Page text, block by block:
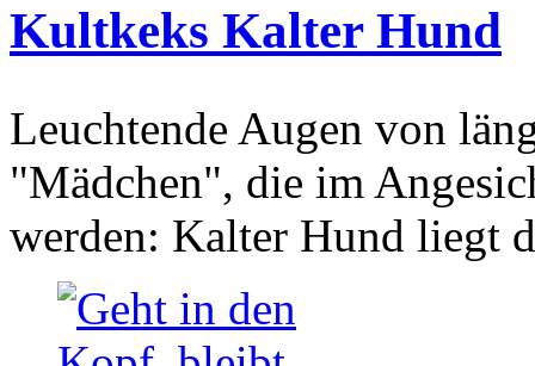
Kultkeks Kalter Hund
Leuchtende Augen von
"Mädchen", die im
werden: Kalter Hund liegt